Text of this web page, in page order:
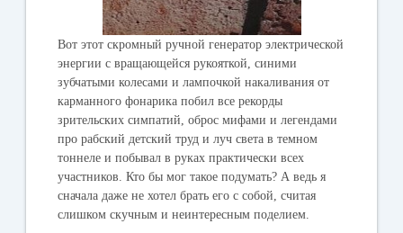
Вот этот скромный ручной генератор электрической
энергии с вращающейся рукояткой, синими
зубчатыми колесами и лампочкой накаливания от
карманного фонарика побил все рекорды
зрительских симпатий, оброс мифами и легендами
про рабский детский труд и луч света в темном
тоннеле и побывал в руках практически всех
участников. Кто бы мог такое подумать? А ведь я
сначала даже не хотел брать его с собой, считая
слишком скучным и неинтересным поделием.